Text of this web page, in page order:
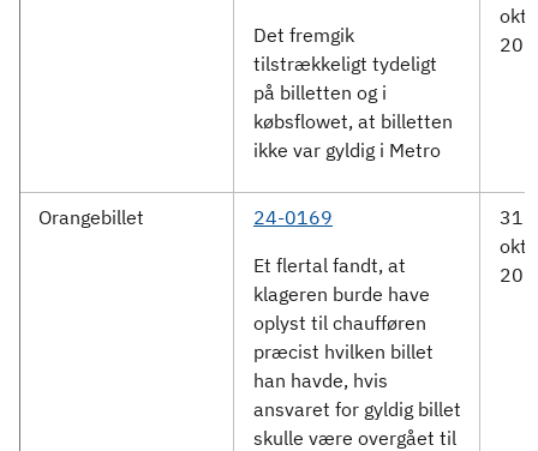
Det fremgik
tilstrækkeligt tydeligt
på billetten og i
købsflowet, at billetten
ikke var gyldig i Metro
Orangebillet
24-0169
Et flertal fandt, at
klageren burde have
oplyst til chaufføren
præcist hvilken billet
han havde, hvis
ansvaret for gyldig billet
skulle være overgået til
31.